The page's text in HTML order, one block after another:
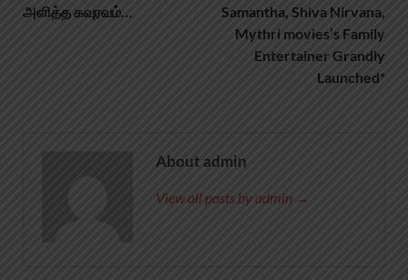
அளித்த கவுரவம்…
Samantha, Shiva Nirvana,
Mythri movies’s Family
Entertainer Grandly
Launched*
About admin
View all posts by admin →